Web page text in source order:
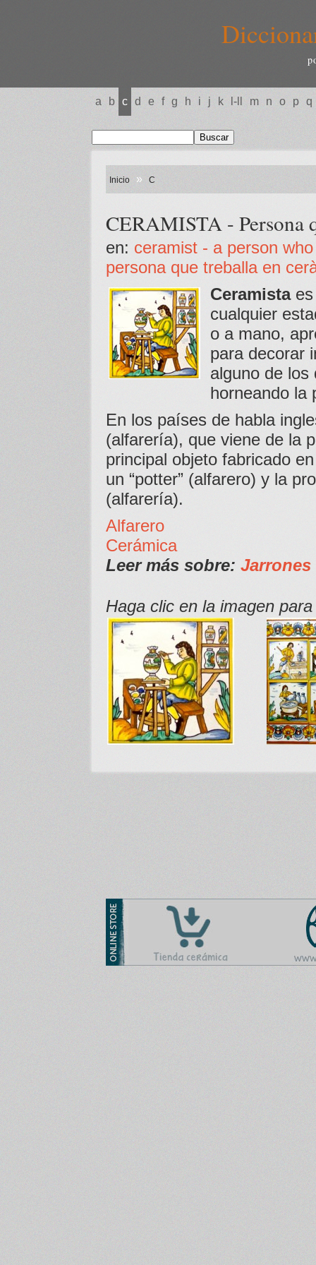
a b c d e f g h i j k l-ll m n o p q
Inicio » C
CERAMISTA - Persona
en: ceramist - a person
persona que treballa en
Ceramistaes
cualquier
o a mano,
para decorar
alguno de los
horneando la
En los países de habla
(alfarería), que viene de la
principal objeto fabricado
un “potter” (alfarero) y la
(alfarería).
Alfarero
Cerámica
Leer más sobre: Jarrones
Haga clic en la imagen